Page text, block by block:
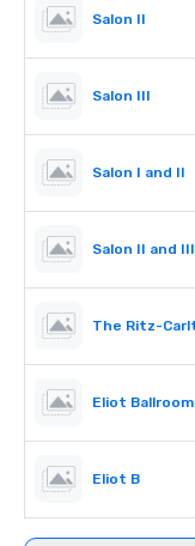
Salon II
Salon III
Salon I and II
Salon II and III
Eliot Ballroom
Eliot B